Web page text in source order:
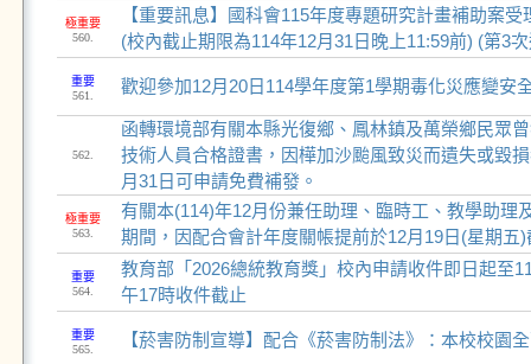
極重要
560.
【重要訊息】國科會115年度專題研究計畫補助案
(校內截止期限為114年12月31日晚上11:59前) (第3
重要
561.
歡迎參加12月20日114學年度第1學期毒化災應變安
562.
函轉環境部有關本縣光復鄉、鳳林鎮及萬榮鄉民眾
技術人員合格證書，因樺加沙颱風致災而遺失或毀
月31日可申請免費補發。
極重要
563.
有關本(114)年12月份兼任助理、臨時工、教學助理
期間，因配合會計年度關帳提前於12月19日(星期五
重要
564.
教育部「2026總統教育獎」校內申請收件即日起至
午17時收件截止
重要
565.
【菸害防制宣導】配合《菸害防制法》：本校校園